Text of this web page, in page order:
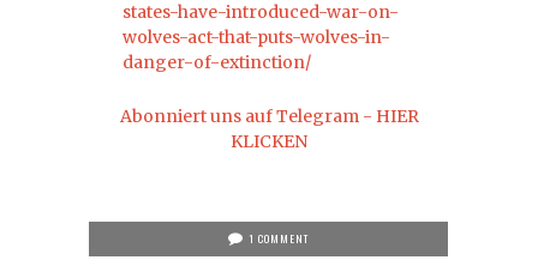
states-have-introduced-war-on-
wolves-act-that-puts-wolves-in-
danger-of-extinction/
Abonniert uns auf Telegram - HIER
KLICKEN
1 COMMENT